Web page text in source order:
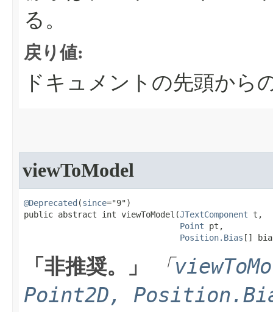
る。
戻り値:
ドキュメントの先頭から
viewToModel
@Deprecated (since="9")
public abstract int viewToModel​(JTextComponent t,
Point pt,
Position.Bias []
「非推奨。」 「
Point2D,